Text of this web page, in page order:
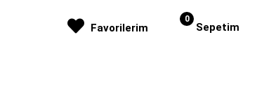
Sepetim
0
Favorilerim